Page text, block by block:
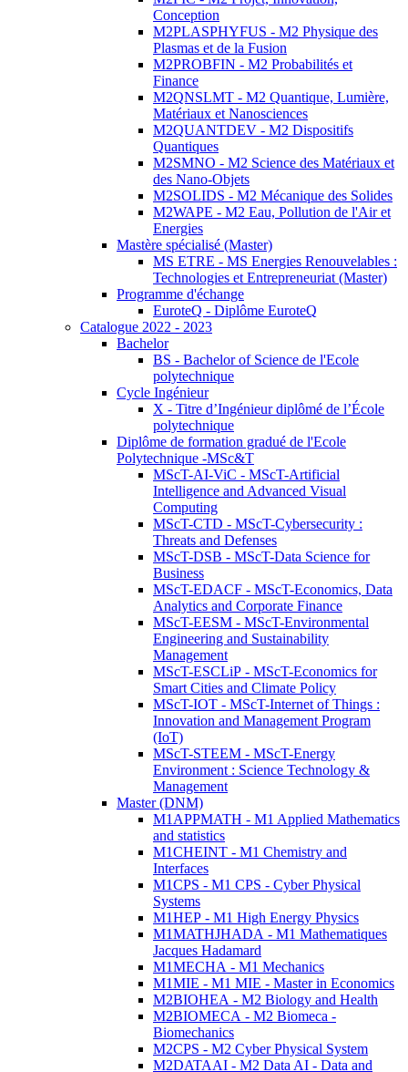
Conception
M2PLASPHYFUS - M2 Physique des
Plasmas et de la Fusion
M2PROBFIN - M2 Probabilités et
Finance
M2QNSLMT - M2 Quantique, Lumière,
Matériaux et Nanosciences
M2QUANTDEV - M2 Dispositifs
Quantiques
M2SMNO - M2 Science des Matériaux et
des Nano-Objets
M2SOLIDS - M2 Mécanique des Solides
M2WAPE - M2 Eau, Pollution de l'Air et
Energies
Mastère spécialisé (Master)
MS ETRE - MS Energies Renouvelables :
Technologies et Entrepreneuriat (Master)
Programme d'échange
EuroteQ - Diplôme EuroteQ
Catalogue 2022 - 2023
Bachelor
BS - Bachelor of Science de l'Ecole
polytechnique
Cycle Ingénieur
X - Titre d’Ingénieur diplômé de l’École
polytechnique
Diplôme de formation gradué de l'Ecole
Polytechnique -MSc&T
MScT-AI-ViC - MScT-Artificial
Intelligence and Advanced Visual
Computing
MScT-CTD - MScT-Cybersecurity :
Threats and Defenses
MScT-DSB - MScT-Data Science for
Business
MScT-EDACF - MScT-Economics, Data
Analytics and Corporate Finance
MScT-EESM - MScT-Environmental
Engineering and Sustainability
Management
MScT-ESCLiP - MScT-Economics for
Smart Cities and Climate Policy
MScT-IOT - MScT-Internet of Things :
Innovation and Management Program
(IoT)
MScT-STEEM - MScT-Energy
Environment : Science Technology &
Management
Master (DNM)
M1APPMATH - M1 Applied Mathematics
and statistics
M1CHEINT - M1 Chemistry and
Interfaces
M1CPS - M1 CPS - Cyber Physical
Systems
M1HEP - M1 High Energy Physics
M1MATHJHADA - M1 Mathematiques
Jacques Hadamard
M1MECHA - M1 Mechanics
M1MIE - M1 MIE - Master in Economics
M2BIOHEA - M2 Biology and Health
M2BIOMECA - M2 Biomeca -
Biomechanics
M2CPS - M2 Cyber Physical System
M2DATAAI - M2 Data AI - Data and